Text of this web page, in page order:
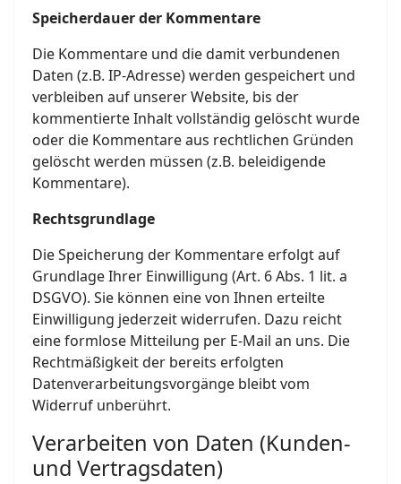
Speicherdauer der Kommentare
Die Kommentare und die damit verbundenen
Daten (z.B. IP-Adresse) werden gespeichert und
verbleiben auf unserer Website, bis der
kommentierte Inhalt vollständig gelöscht wurde
oder die Kommentare aus rechtlichen Gründen
gelöscht werden müssen (z.B. beleidigende
Kommentare).
Rechtsgrundlage
Die Speicherung der Kommentare erfolgt auf
Grundlage Ihrer Einwilligung (Art. 6 Abs. 1 lit. a
DSGVO). Sie können eine von Ihnen erteilte
Einwilligung jederzeit widerrufen. Dazu reicht
eine formlose Mitteilung per E-Mail an uns. Die
Rechtmäßigkeit der bereits erfolgten
Datenverarbeitungsvorgänge bleibt vom
Widerruf unberührt.
Verarbeiten von Daten (Kunden-
und Vertragsdaten)